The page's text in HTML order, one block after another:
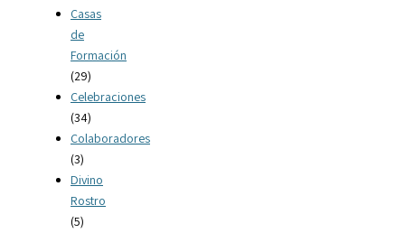
Casas
de
Formación
(29)
Celebraciones
(34)
Colaboradores
(3)
Divino
Rostro
(5)